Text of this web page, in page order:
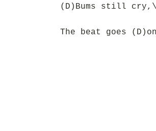
(D)Bums still
The beat goes